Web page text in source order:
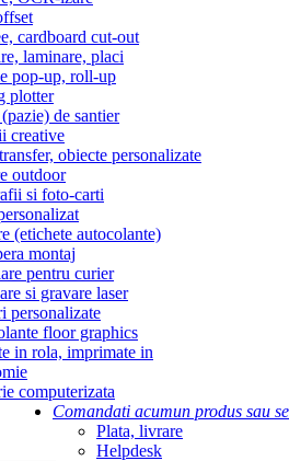
cardboard cut-out
laminare, placi
pop-up, roll-up
plotter
de santier
creative
obiecte personalizate
outdoor
si foto-carti
(etichete autocolante)
montaj
pentru curier
si gravare laser
personalizate
floor graphics
in rola, imprimate in
computerizata
Comandati acumun produs sau
Plata, livrare
Helpdesk